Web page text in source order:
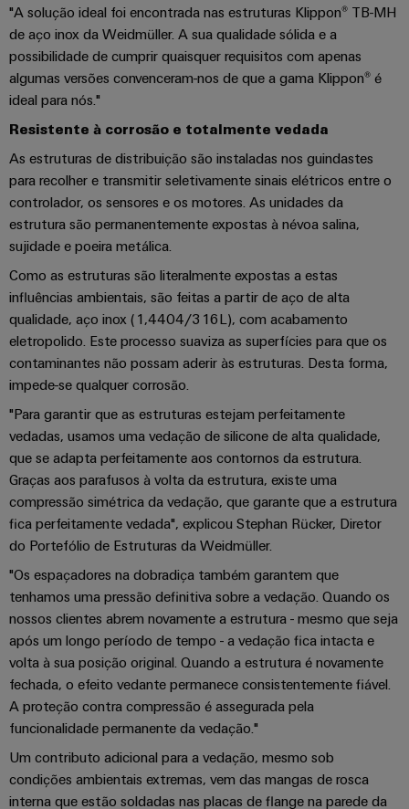
centros
de
dados
-
eficientes,
fiáveis,
escaláveis
naval
Soluções
de
ligação
abrangentes
para
o
setor
Energia
eólica
Excelência
operacional
em
energia
eólica
Energia
tradicional
O
futuro
para
geração
comprovada
de
energia
Fabricantes
de
dispositivos
Soluções
de
conectividade
Quadro
e
campo
Cablagem
de
campo
Construção
inteligente
de
quadros
Medição
inteligente
Soluções
para
o
ambiente
de
trabalho
Weidmüller
Configurator
Sistemas
e
soluções
Automação
descentralizada
Automação
industrial
patch
e
cabos
do
sistema
CLP
e
soluções
de
migração
Interfaces
de
serviço
Caixas
de
distribuição
Sistemas
eletrónicos
Módulos
de
relés
e
relés
de
estado
sólido
Amplificador
de
conector
PCB
Serviços
de
laboratório
Suporte
Apoio
técnico
Conformidade
com
produtos
ambientais
PSIRT
Dados
de
engenharia
Catálogos
de
produtos
técnicos
Reparos
e
peças
de
substituição
Cursos
Tabela
de
Preços
VISÃO
GERAL
|
Revista
do
cliente
A
nossa
Gerência
Nossos
parceiros
Distribuição
IIoT
e
a
rede
de
parceiros
de
automação
Encontre
seu
parceiro
de
soluções
de
Industrial
IoT
&
Automation
"A solução ideal foi encontrada nas estruturas Klippon® TB-MH
de aço inox da Weidmüller. A sua qualidade sólida e a
possibilidade de cumprir quaisquer requisitos com apenas
algumas versões convenceram-nos de que a gama Klippon® é
ideal para nós."
Resistente à corrosão e totalmente vedada
As estruturas de distribuição são instaladas nos guindastes
para recolher e transmitir seletivamente sinais elétricos entre o
controlador, os sensores e os motores. As unidades da
estrutura são permanentemente expostas à névoa salina,
sujidade e poeira metálica.
Como as estruturas são literalmente expostas a estas
influências ambientais, são feitas a partir de aço de alta
qualidade, aço inox (1,4404/316L), com acabamento
eletropolido. Este processo suaviza as superfícies para que os
contaminantes não possam aderir às estruturas. Desta forma,
impede-se qualquer corrosão.
"Para garantir que as estruturas estejam perfeitamente
vedadas, usamos uma vedação de silicone de alta qualidade,
que se adapta perfeitamente aos contornos da estrutura.
Graças aos parafusos à volta da estrutura, existe uma
compressão simétrica da vedação, que garante que a estrutura
fica perfeitamente vedada", explicou Stephan Rücker, Diretor
do Portefólio de Estruturas da Weidmüller.
"Os espaçadores na dobradiça também garantem que
tenhamos uma pressão definitiva sobre a vedação. Quando os
nossos clientes abrem novamente a estrutura - mesmo que seja
após um longo período de tempo - a vedação fica intacta e
volta à sua posição original. Quando a estrutura é novamente
fechada, o efeito vedante permanece consistentemente fiável.
A proteção contra compressão é assegurada pela
funcionalidade permanente da vedação."
Um contributo adicional para a vedação, mesmo sob
condições ambientais extremas, vem das mangas de rosca
interna que estão soldadas nas placas de flange na parede da